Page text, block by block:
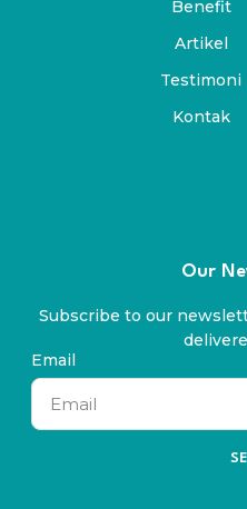
Benefit
Artikel
Testimoni
Kontak
Our
Subscribe to our
Email